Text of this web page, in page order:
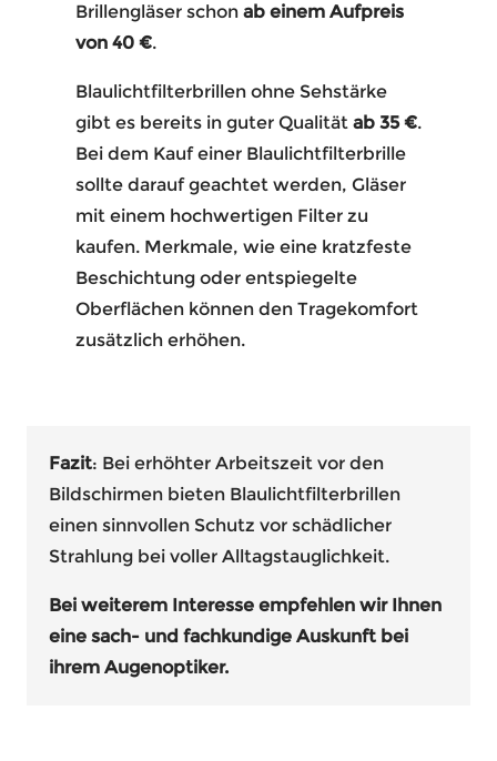
Brillengläser schon ab einem Aufpreis
von 40 €.
Blaulichtfilterbrillen ohne Sehstärke
gibt es bereits in guter Qualität ab 35 €.
Bei dem Kauf einer Blaulichtfilterbrille
sollte darauf geachtet werden, Gläser
mit einem hochwertigen Filter zu
kaufen. Merkmale, wie eine kratzfeste
Beschichtung oder entspiegelte
Oberflächen können den Tragekomfort
zusätzlich erhöhen.
Fazit: Bei erhöhter Arbeitszeit vor den
Bildschirmen bieten Blaulichtfilterbrillen
einen sinnvollen Schutz vor schädlicher
Strahlung bei voller Alltagstauglichkeit.
Bei weiterem Interesse empfehlen wir Ihnen
eine sach- und fachkundige Auskunft bei
ihrem Augenoptiker.